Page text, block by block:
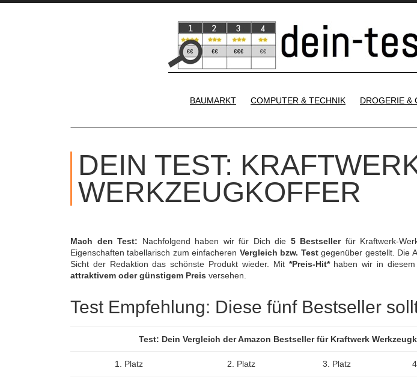
BAUMARKT
COMPUTER & TECHNIK DROGERIE &
DEIN TEST:
WERKZEUGKOFFER
Mach den Test: Nachfolgend haben wir für Dich die 5 Bestsellerfür Kraftwerk-
Eigenschaften tabellarisch zum einfacheren Vergleich bzw. Testgegenüber gestellt. Die
Sicht der Redaktion das schönste Produkt wieder. Mit *Preis-Hit*haben wir in diesem
attraktivem oder günstigem Preis versehen.
Test Empfehlung: Diese fünf Bestseller
Test: Dein Vergleich der Amazon Bestseller für Kraftwerk
1. Platz 2. Platz 3. Platz